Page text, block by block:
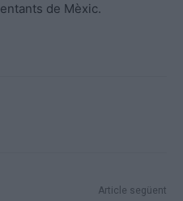
de Mèxic.
Article següent